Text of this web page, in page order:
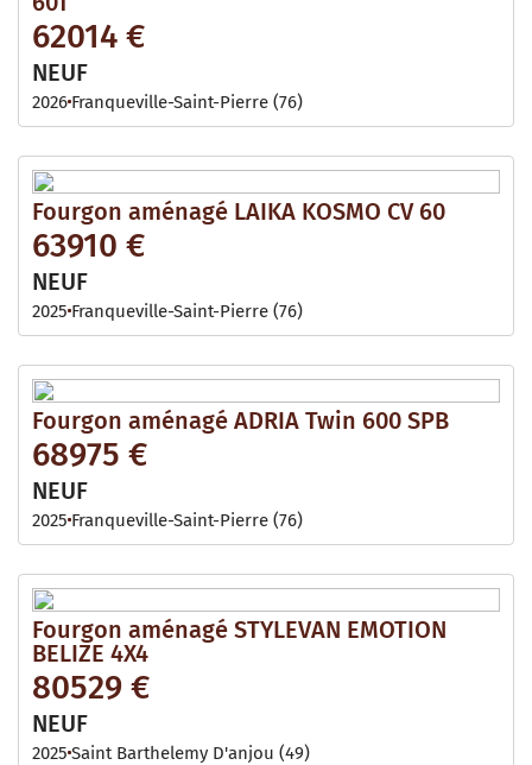
62014 €
NEUF
2026 Franqueville-Saint-Pierre (76)
Fourgon aménagé LAIKA KOSMO CV 60
63910 €
NEUF
2025 Franqueville-Saint-Pierre (76)
Fourgon aménagé ADRIA Twin 600 SPB
68975 €
NEUF
2025 Franqueville-Saint-Pierre (76)
Fourgon aménagé STYLEVAN EMOTION
BELIZE 4X4
80529 €
NEUF
2025 Saint Barthelemy D'anjou (49)